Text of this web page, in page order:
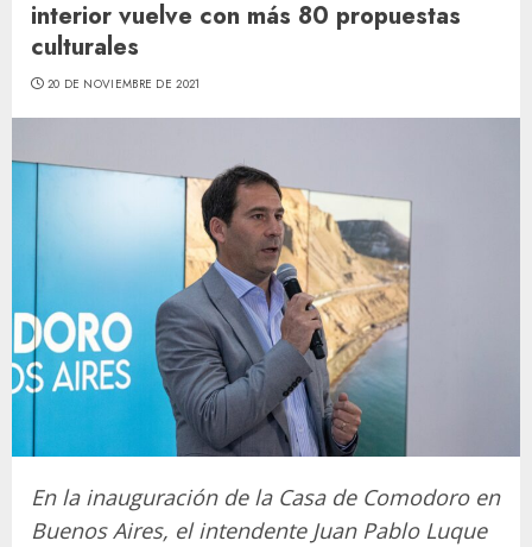
interior vuelve con más 80 propuestas
culturales
20 DE NOVIEMBRE DE 2021
En la inauguración de la Casa de Comodoro en
Buenos Aires, el intendente Juan Pablo Luque